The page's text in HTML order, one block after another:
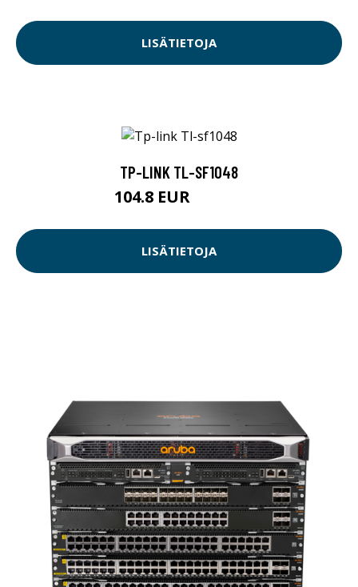
LISÄTIETOJA
TP-LINK TL-SF1048
104.8 EUR
LISÄTIETOJA